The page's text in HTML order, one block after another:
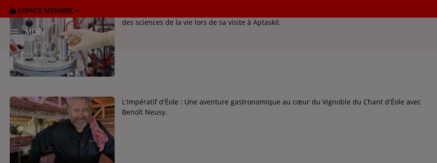
ESPACE MEMBRE
MENU
HOME
CK RADIO Line-up
PODCASTS
Cultur'Ciné - Jean Meurice
des sciences de la vie lors de sa visite à Aptaskil.
L'Impératif d'Éole : Une aventure gastronomique au cœur du Vignoble du Chant d'Éole avec
Benoît Neusy.